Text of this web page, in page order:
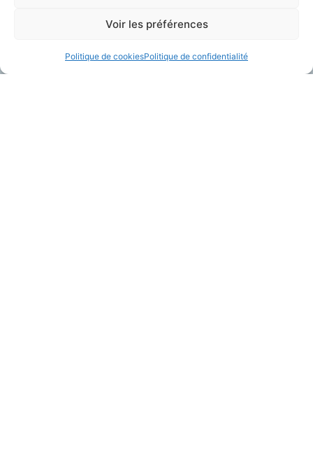
Voir les préférences
Politique de cookiesPolitique de confidentialité